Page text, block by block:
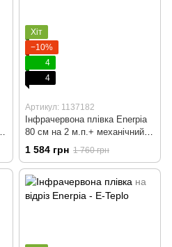
Хіт
−10%
4
4
Артикул: 1137182
Інфрачервона плівка Enerpia
80 cм на 2 м.п.+ механічний
терморегулятор
1 584 грн 1 760 грн